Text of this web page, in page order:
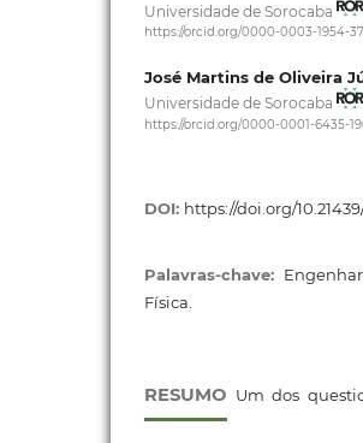
Universidade de Sorocaba
https://orcid.org/0000-0003-1954-
José Martins de Oliveira
Universidade de Sorocaba
https://orcid.org/0000-0001-6435-
DOI: https://doi.org/
Palavras-chave:
Física.
RESUMO Um dos